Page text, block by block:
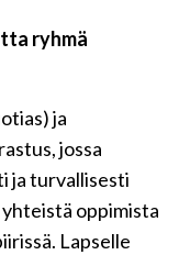
ryhmä
ja
jossa
ja turvallisesti
oppimista
Lapselle